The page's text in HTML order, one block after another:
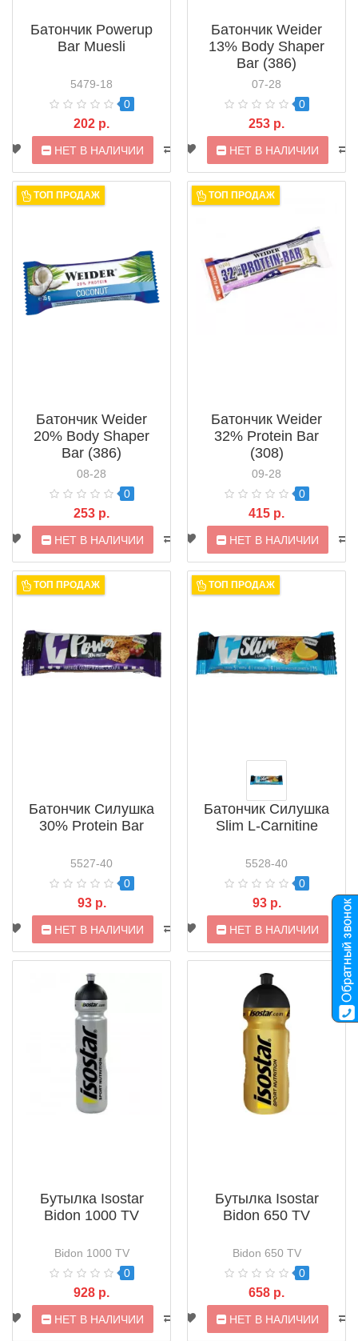
Батончик Powerup
Bar Muesli
5479-18
0
202 р.
НЕТ В НАЛИЧИИ
Батончик Weider
13% Body Shaper
Bar (386)
07-28
0
253 р.
НЕТ В НАЛИЧИИ
ТОП ПРОДАЖ
Батончик Weider
20% Body Shaper
Bar (386)
08-28
0
253 р.
НЕТ В НАЛИЧИИ
ТОП ПРОДАЖ
Батончик Weider
32% Protein Bar
(308)
09-28
0
415 р.
НЕТ В НАЛИЧИИ
ТОП ПРОДАЖ
Батончик Силушка
30% Protein Bar
5527-40
0
93 р.
НЕТ В НАЛИЧИИ
ТОП ПРОДАЖ
Батончик Силушка
Slim L-Carnitine
5528-40
0
93 р.
НЕТ В НАЛИЧИИ
Бутылка Isostar
Bidon 1000 TV
Bidon 1000 TV
0
928 р.
НЕТ В НАЛИЧИИ
Бутылка Isostar
Bidon 650 TV
Bidon 650 TV
0
658 р.
НЕТ В НАЛИЧИИ